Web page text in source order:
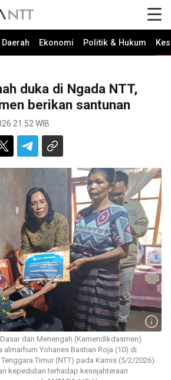
Ekonomi Politik & Hukum
duka di Ngada NTT,
berikan santunan
21:52 WIB
dan Menengah (Kemendikdasmen)
almarhum Yohanes Bastian Roja (10) di
Timur (NTT) pada Kamis (5/2/2026)
kepedulian terhadap kesejahteraan